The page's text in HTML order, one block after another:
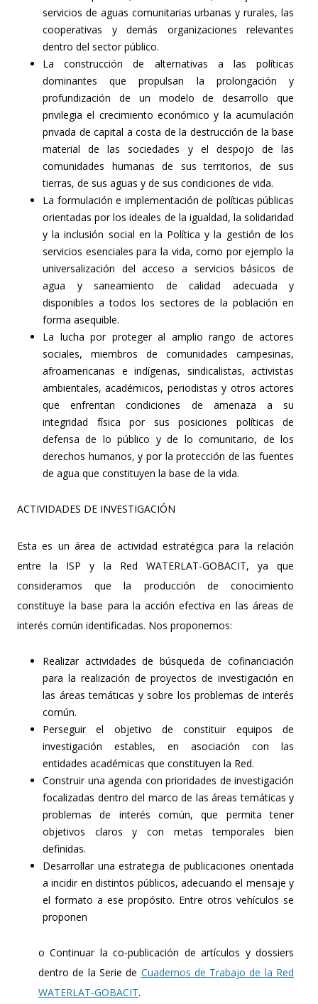
servicios de aguas comunitarias urbanas y rurales, las
cooperativas y demás organizaciones relevantes
dentro del sector público.
La construcción de alternativas a las políticas
dominantes que propulsan la prolongación y
profundización de un modelo de desarrollo que
privilegia el crecimiento económico y la acumulación
privada de capital a costa de la destrucción de la base
material de las sociedades y el despojo de las
comunidades humanas de sus territorios, de sus
tierras, de sus aguas y de sus condiciones de vida.
La formulación e implementación de políticas públicas
orientadas por los ideales de la igualdad, la solidaridad
y la inclusión social en la Política y la gestión de los
servicios esenciales para la vida, como por ejemplo la
universalización del acceso a servicios básicos de
agua y saneamiento de calidad adecuada y
disponibles a todos los sectores de la población en
forma asequible.
La lucha por proteger al amplio rango de actores
sociales, miembros de comunidades campesinas,
afroamericanas e indígenas, sindicalistas, activistas
ambientales, académicos, periodistas y otros actores
que enfrentan condiciones de amenaza a su
integridad física por sus posiciones políticas de
defensa de lo público y de lo comunitario, de los
derechos humanos, y por la protección de las fuentes
de agua que constituyen la base de la vida.
ACTIVIDADES DE INVESTIGACIÓN
Esta es un área de actividad estratégica para la relación
entre la ISP y la Red WATERLAT-GOBACIT, ya que
consideramos que la producción de conocimiento
constituye la base para la acción efectiva en las áreas de
interés común identificadas. Nos proponemos:
Realizar actividades de búsqueda de cofinanciación
para la realización de proyectos de investigación en
las áreas temáticas y sobre los problemas de interés
común.
Perseguir el objetivo de constituir equipos de
investigación estables, en asociación con las
entidades académicas que constituyen la Red.
Construir una agenda con prioridades de investigación
focalizadas dentro del marco de las áreas temáticas y
problemas de interés común, que permita tener
objetivos claros y con metas temporales bien
definidas.
Desarrollar una estrategia de publicaciones orientada
a incidir en distintos públicos, adecuando el mensaje y
el formato a ese propósito. Entre otros vehículos se
proponen
o Continuar la co-publicación de artículos y dossiers
dentro de la Serie de Cuadernos de Trabajo de la Red
WATERLAT-GOBACIT.